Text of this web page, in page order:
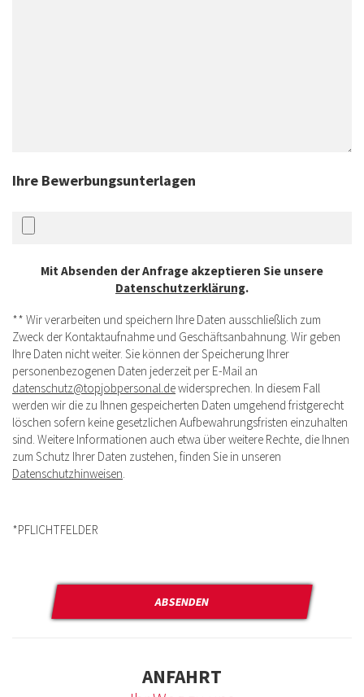
Ihre Bewerbungsunterlagen
Mit Absenden der Anfrage akzeptieren Sie unsere
Datenschutzerklärung.
** Wir verarbeiten und speichern Ihre Daten ausschließlich zum
Zweck der Kontaktaufnahme und Geschäftsanbahnung. Wir geben
Ihre Daten nicht weiter. Sie können der Speicherung Ihrer
personenbezogenen Daten jederzeit per E-Mail an
datenschutz@topjobpersonal.dewidersprechen. In diesem Fall
werden wir die zu Ihnen gespeicherten Daten umgehend fristgerecht
löschen sofern keine gesetzlichen Aufbewahrungsfristen einzuhalten
sind. Weitere Informationen auch etwa über weitere Rechte, die Ihnen
zum Schutz Ihrer Daten zustehen, finden Sie in unseren
Datenschutzhinweisen.
*PFLICHTFELDER
dieses
ANFAHRT